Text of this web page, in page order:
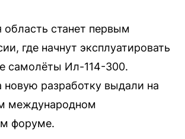
область станет первым
где начнут эксплуатировать
самолёты Ил-114-300.
новую разработку выдали на
международном
форуме.